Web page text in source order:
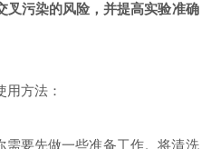
叉污染的风险，并提高实验准确
方法：
要先做一些准备工作。将清洗